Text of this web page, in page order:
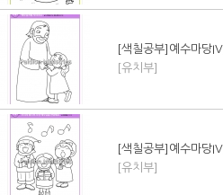
[색칠공부]예수마당
[유치부]
[색칠공부]예수마당
[유치부]